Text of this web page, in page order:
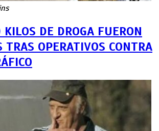
DE DROGA FUERON
OPERATIVOS CONTRA